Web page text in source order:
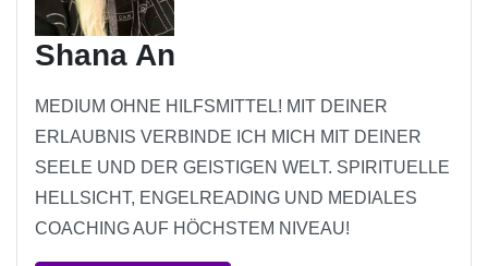
Shana An
MEDIUM OHNE HILFSMITTEL! MIT DEINER
ERLAUBNIS VERBINDE ICH MICH MIT DEINER
SEELE UND DER GEISTIGEN WELT. SPIRITUELLE
HELLSICHT, ENGELREADING UND MEDIALES
COACHING AUF HÖCHSTEM NIVEAU!